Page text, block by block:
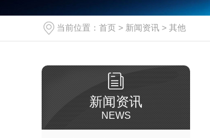
当前位置： 首页 > 新闻资讯 > 其他
新闻资讯
NEWS